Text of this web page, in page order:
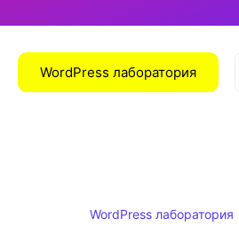
WordPress лаборатория
WordPress лаборатория